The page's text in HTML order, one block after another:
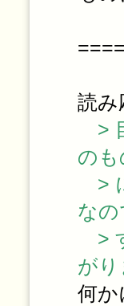
読み
>
のも
>
なの
>
が
何か